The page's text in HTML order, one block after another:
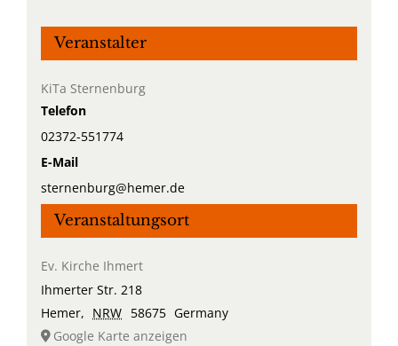
Veranstaltungsort
Ev. Kirche Ihmert
Ihmerter Str. 218
Hemer, NRW 58675 Germany
Google Karte anzeigen
Veranstalter
KiTa Sternenburg
Telefon
02372-551774
E-Mail
sternenburg@hemer.de